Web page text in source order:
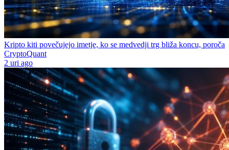
Kripto kiti povečujejo imetje, ko se medvedji trg bliža koncu, poroča
CryptoQuant
2 uri ago